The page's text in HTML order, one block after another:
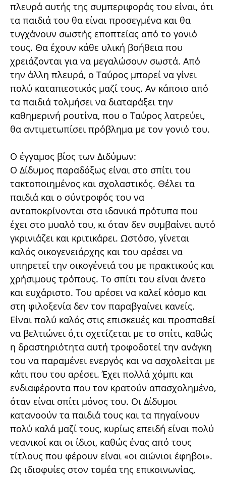
πλευρά αυτής της συμπεριφοράς του είναι, ότι
τα παιδιά του θα είναι προσεγμένα και θα
τυγχάνουν σωστής εποπτείας από το γονιό
τους. Θα έχουν κάθε υλική βοήθεια που
χρειάζονται για να μεγαλώσουν σωστά. Από
την άλλη πλευρά, ο Ταύρος μπορεί να γίνει
πολύ καταπιεστικός μαζί τους. Αν κάποιο από
τα παιδιά τολμήσει να διαταράξει την
καθημερινή ρουτίνα, που ο Ταύρος λατρεύει,
θα αντιμετωπίσει πρόβλημα με τον γονιό του.
Ο έγγαμος βίος των Διδύμων:
Ο Δίδυμος παραδόξως είναι στο σπίτι του
τακτοποιημένος και σχολαστικός. Θέλει τα
παιδιά και ο σύντροφός του να
ανταποκρίνονται στα ιδανικά πρότυπα που
έχει στο μυαλό του, κι όταν δεν συμβαίνει αυτό
γκρινιάζει και κριτικάρει. Ωστόσο, γίνεται
καλός οικογενειάρχης και του αρέσει να
υπηρετεί την οικογένειά του με πρακτικούς και
χρήσιμους τρόπους. Το σπίτι του είναι άνετο
και ευχάριστο. Του αρέσει να καλεί κόσμο και
στη φιλοξενία δεν τον παραβγαίνει κανείς.
Είναι πολύ καλός στις επισκευές και προσπαθεί
να βελτιώνει ό,τι σχετίζεται με το σπίτι, καθώς
η δραστηριότητα αυτή τροφοδοτεί την ανάγκη
του να παραμένει ενεργός και να ασχολείται με
κάτι που του αρέσει. Έχει πολλά χόμπι και
ενδιαφέροντα που τον κρατούν απασχολημένο,
όταν είναι σπίτι μόνος του. Οι Δίδυμοι
κατανοούν τα παιδιά τους και τα πηγαίνουν
πολύ καλά μαζί τους, κυρίως επειδή είναι πολύ
νεανικοί και οι ίδιοι, καθώς ένας από τους
τίτλους που φέρουν είναι «οι αιώνιοι έφηβοι».
Ως ιδιοφυίες στον τομέα της επικοινωνίας,